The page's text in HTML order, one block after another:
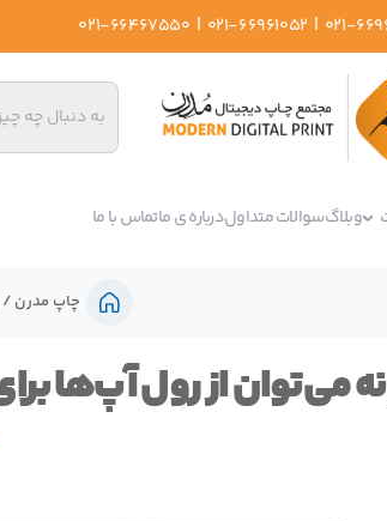
021-
|
021-66961052
|
021-66467550
وبلاگسوالات متداولدرباره ی ماتماس با ما
چاپ مدرن
می‌توان از رول آپ‌ها